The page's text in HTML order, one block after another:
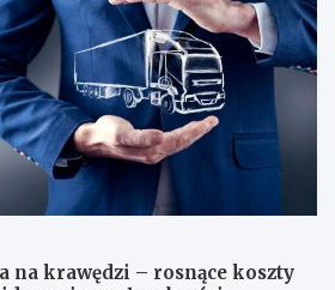
na krawędzi – rosnące koszty